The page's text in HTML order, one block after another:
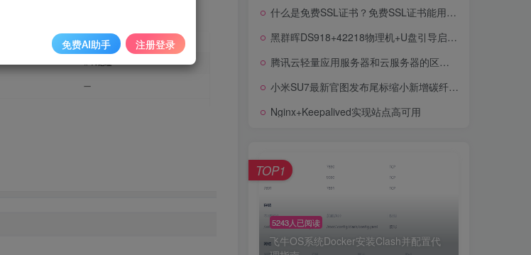
什么是免费SSL证书？免费SSL证书能用吗？
黑群晖DS918+42218物理机+U盘引导启动安装流程梳理
腾讯云轻量应用服务器和云服务器的区别是什么？
小米SU7最新官图发布尾标缩小新增碳纤维后视镜
Nginx+Keepalived实现站点高可用
5243人已阅读
飞牛OS系统Docker安装Clash并配置代
TOP1
TOP1
免费AI助手 注册登录